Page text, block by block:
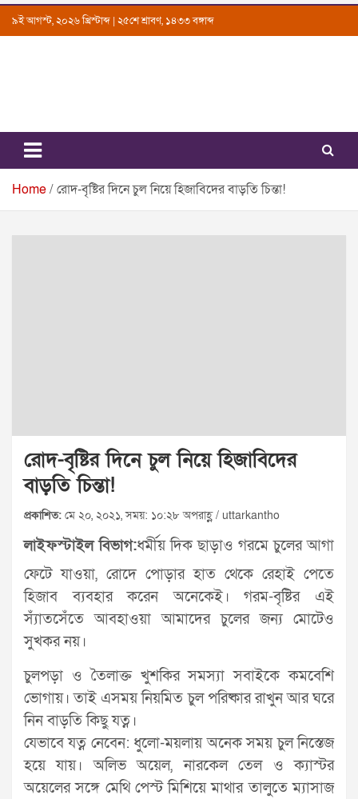
Skip৯ই আগস্ট, ২০২৬ খ্রিস্টাব্দ | ২৫শে শ্রাবণ, ১৪৩৩ বঙ্গাব্দ
Uttarkantho
News Portal
Home রোদ-বৃষ্টির দিনে চুল নিয়ে হিজাবিদের বাড়তি চিন্তা!
রোদ-বৃষ্টির দিনে চুল নিয়ে হিজাবিদের
বাড়তি চিন্তা!
প্রকাশিত: মে ২০, ২০২১, সময়: ১০:২৮ অপরাহ্ণ / uttarkantho
লাইফস্টাইল বিভাগ:ধর্মীয় দিক ছাড়াও গরমে চুলের আগা
ফেটে যাওয়া, রোদে পোড়ার হাত থেকে রেহাই পেতে
হিজাব ব্যবহার করেন অনেকেই। গরম-বৃষ্টির এই
স্যাঁতসেঁতে আবহাওয়া আমাদের চুলের জন্য মোটেও
সুখকর নয়।
চুলপড়া ও তৈলাক্ত খুশকির সমস্যা সবাইকে কমবেশি
ভোগায়। তাই এসময় নিয়মিত চুল পরিষ্কার রাখুন আর ঘরে
নিন বাড়তি কিছু যত্ন।
যেভাবে যত্ন নেবেন: ধুলো-ময়লায় অনেক সময় চুল নিস্তেজ
হয়ে যায়। অলিভ অয়েল, নারকেল তেল ও ক্যাস্টর
অয়েলের সঙ্গে মেথি পেস্ট মিশিয়ে মাথার তালুতে ম্যাসাজ